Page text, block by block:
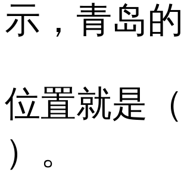
示，青岛的
位置就是（
）。